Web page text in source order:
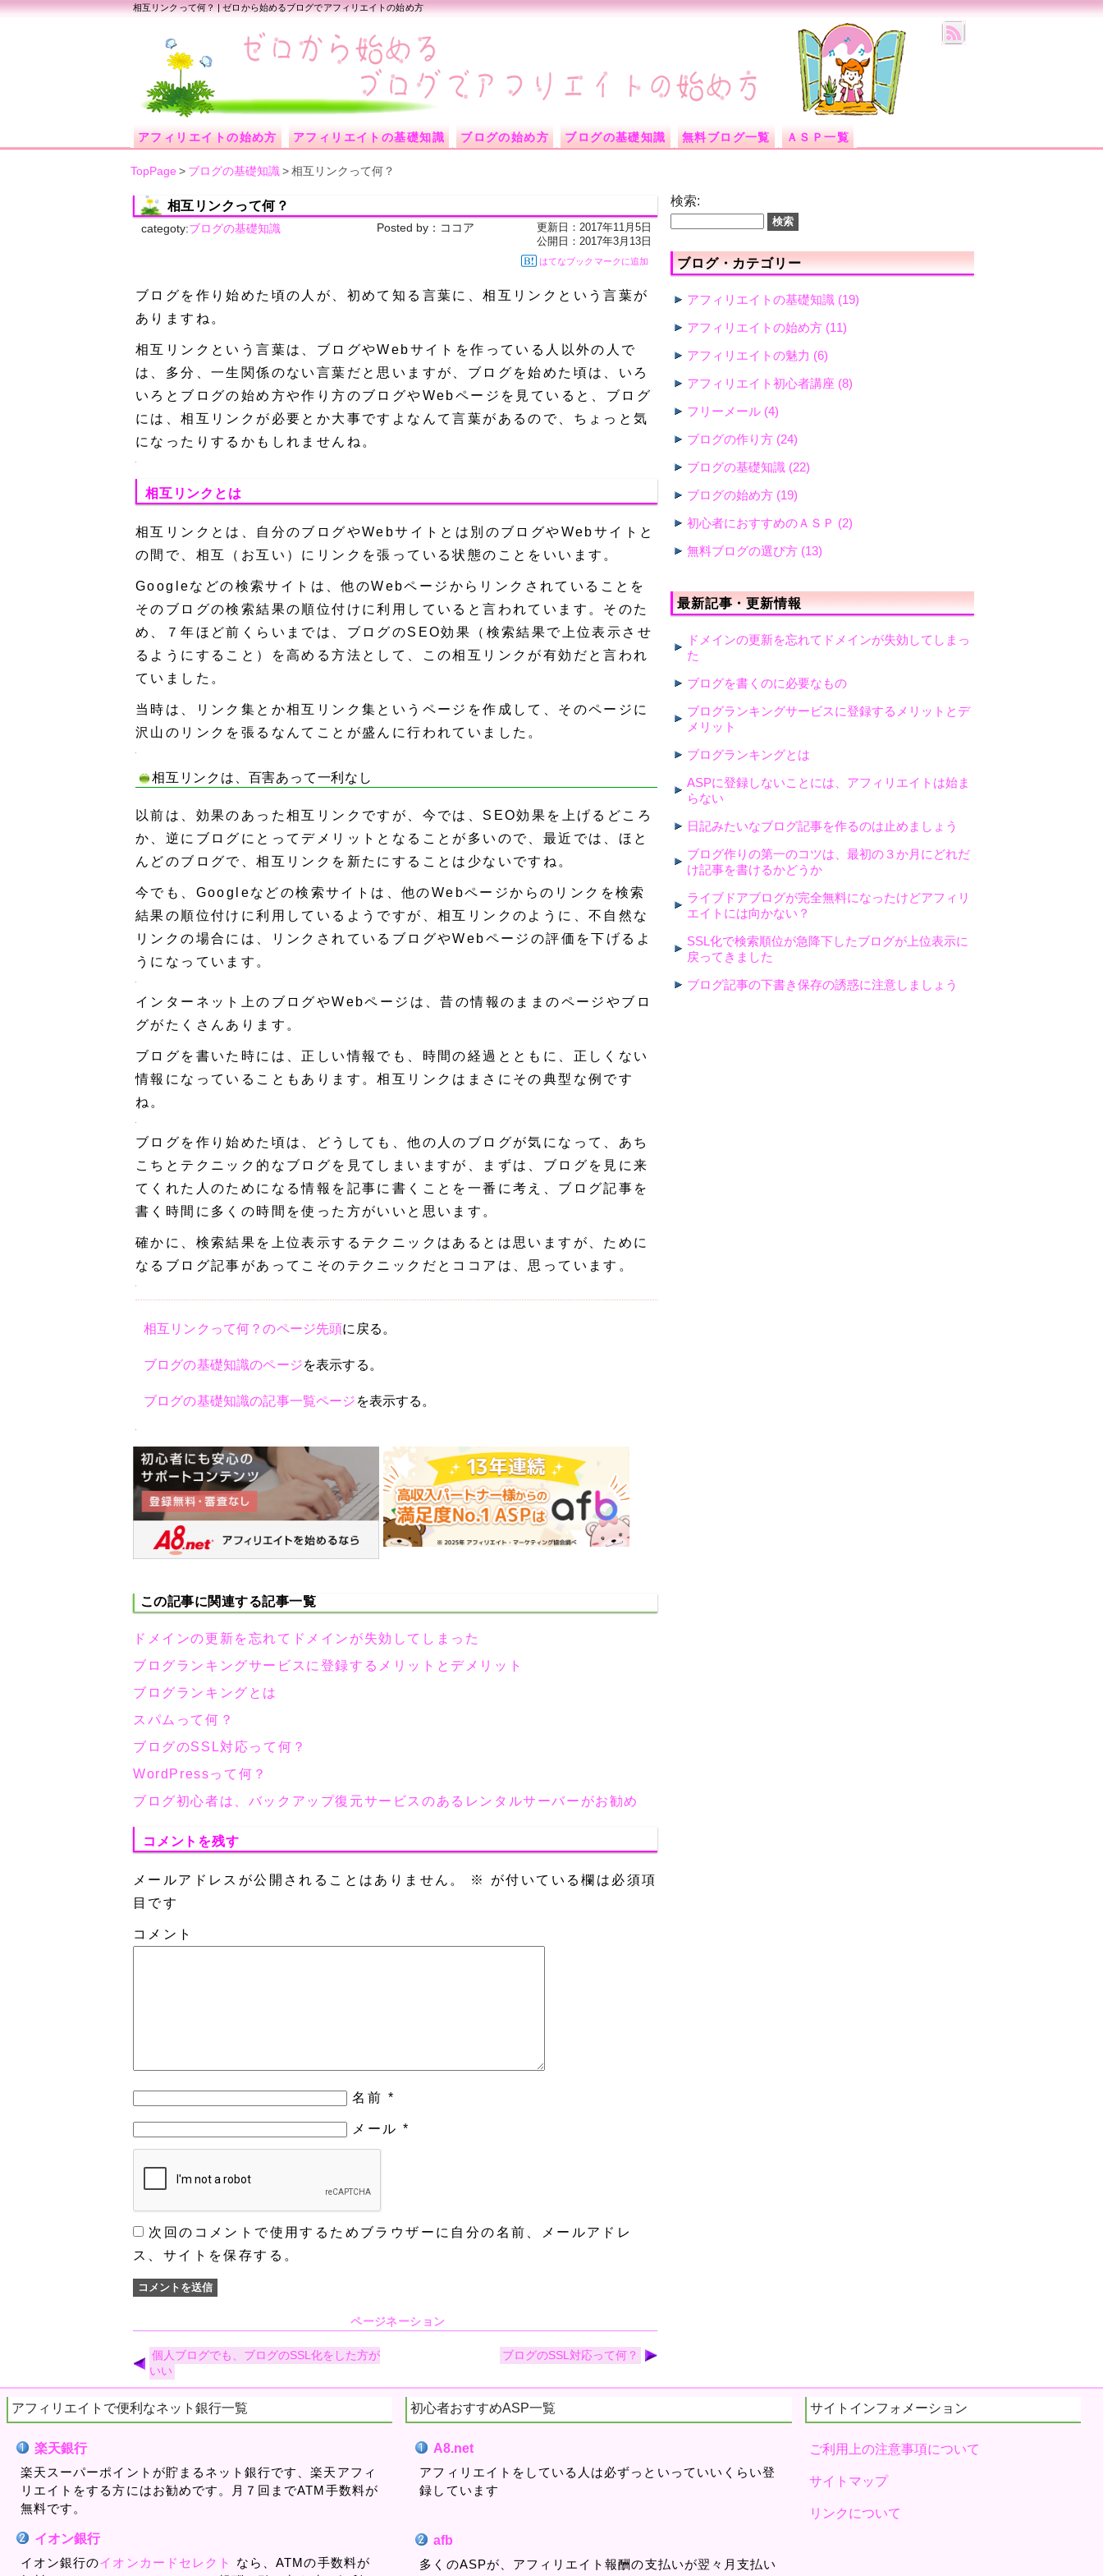
相互リンクって何？ | ゼロから始めるブログでアフィリエイトの始め方
アフィリエイトの始め方 アフィリエイトの基礎知識 ブログの始め方 ブログの基礎知識 無料ブログ一覧 ＡＳＰ一覧
TopPage > ブログの基礎知識>相互リンクって何？
相互リンクって何？
categoty:ブログの基礎知識 Posted by： ココア 更新日： 2017年11月5日
公開日： 2017年3月13日
はてなブックマークに追加
ブログを作り始めた頃の人が、初めて知る言葉に、相互リンクという言葉が
ありますね。
相互リンクという言葉は、ブログやWebサイトを作っている人以外の人で
は、多分、一生関係のない言葉だと思いますが、ブログを始めた頃は、いろ
いろとブログの始め方や作り方のブログやWebページを見ていると、ブログ
には、相互リンクが必要とか大事ですよなんて言葉があるので、ちょっと気
になったりするかもしれませんね。
相互リンクとは
相互リンクとは、自分のブログやWebサイトとは別のブログやWebサイトと
の間で、相互（お互い）にリンクを張っている状態のことをいいます。
Googleなどの検索サイトは、他のWebページからリンクされていることを
そのブログの検索結果の順位付けに利用していると言われています。そのた
め、７年ほど前くらいまでは、ブログのSEO効果（検索結果で上位表示させ
るようにすること）を高める方法として、この相互リンクが有効だと言われ
ていました。
当時は、リンク集とか相互リンク集というページを作成して、そのページに
沢山のリンクを張るなんてことが盛んに行われていました。
相互リンクは、百害あって一利なし
以前は、効果のあった相互リンクですが、今では、SEO効果を上げるどころ
か、逆にブログにとってデメリットとなることが多いので、最近では、ほと
んどのブログで、相互リンクを新たにすることは少ないですね。
今でも、Googleなどの検索サイトは、他のWebページからのリンクを検索
結果の順位付けに利用しているようですが、相互リンクのように、不自然な
リンクの場合には、リンクされているブログやWebページの評価を下げるよ
うになっています。
インターネット上のブログやWebページは、昔の情報のままのページやブロ
グがたくさんあります。
ブログを書いた時には、正しい情報でも、時間の経過とともに、正しくない
情報になっていることもあります。相互リンクはまさにその典型な例です
ね。
ブログを作り始めた頃は、どうしても、他の人のブログが気になって、あち
こちとテクニック的なブログを見てしまいますが、まずは、ブログを見に来
てくれた人のためになる情報を記事に書くことを一番に考え、ブログ記事を
書く時間に多くの時間を使った方がいいと思います。
確かに、検索結果を上位表示するテクニックはあるとは思いますが、ために
なるブログ記事があってこそのテクニックだとココアは、思っています。
相互リンクって何？のページ先頭に戻る。
ブログの基礎知識のページを表示する。
ブログの基礎知識の記事一覧ページ を表示する。
この記事に関連する記事一覧
ドメインの更新を忘れてドメインが失効してしまった
ブログランキングサービスに登録するメリットとデメリット
ブログランキングとは
スパムって何？
ブログのSSL対応って何？
WordPressって何？
ブログ初心者は、バックアップ復元サービスのあるレンタルサーバーがお勧め
コメントを残す
メールアドレスが公開されることはありません。 ※
が付いている欄は必須項
目です
コメント
名前 *
メール *
次回のコメントで使用するためブラウザーに自分の名前、メールアドレ
ス、サイトを保存する。
ページネーション
個人ブログでも、ブログのSSL化をした方が
いい
ブログのSSL対応って何？
検索:
ブログ・カテゴリー
アフィリエイトの基礎知識 (19)
アフィリエイトの始め方 (11)
アフィリエイトの魅力 (6)
アフィリエイト初心者講座 (8)
フリーメール (4)
ブログの作り方 (24)
ブログの基礎知識 (22)
ブログの始め方 (19)
初心者におすすめのＡＳＰ (2)
無料ブログの選び方 (13)
最新記事・更新情報
ドメインの更新を忘れてドメインが失効してしまっ
た
ブログを書くのに必要なもの
ブログランキングサービスに登録するメリットとデ
メリット
ブログランキングとは
ASPに登録しないことには、アフィリエイトは始ま
らない
日記みたいなブログ記事を作るのは止めましょう
ブログ作りの第一のコツは、最初の３か月にどれだ
け記事を書けるかどうか
ライブドアブログが完全無料になったけどアフィリ
エイトには向かない？
SSL化で検索順位が急降下したブログが上位表示に
戻ってきました
ブログ記事の下書き保存の誘惑に注意しましょう
アフィリエイトで便利なネット銀行一覧
楽天銀行
楽天スーパーポイントが貯まるネット銀行です、楽天アフィ
リエイトをする方にはお勧めです。月７回までATM手数料が
無料です。
イオン銀行
イオン銀行のイオンカードセレクト
なら、ATMの手数料が
初心者おすすめASP一覧
A8.net
アフィリエイトをしている人は必ずっといっていいくらい登
録しています
afb
多くのASPが、アフィリエイト報酬の支払いが翌々月支払い
サイトインフォメーション
ご利用上の注意事項について
サイトマップ
リンクについて